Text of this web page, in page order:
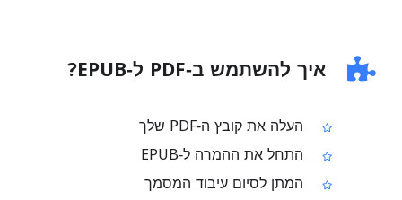
איך להשתמש ב‑PDF ל‑EPUB?
העלה את קובץ ה‑PDF שלך
התחל את ההמרה ל‑EPUB
המתן לסיום עיבוד המסמך